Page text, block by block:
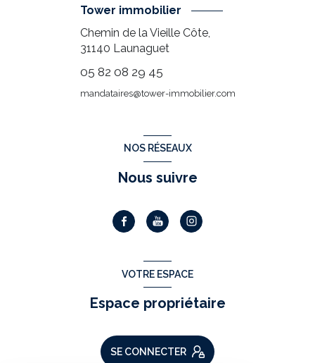
Tower immobilier
Chemin de la Vieille Côte,
31140 Launaguet
05 82 08 29 45
mandataires@tower-immobilier.com
NOS RÉSEAUX
Nous suivre
VOTRE ESPACE
Espace propriétaire
SE CONNECTER